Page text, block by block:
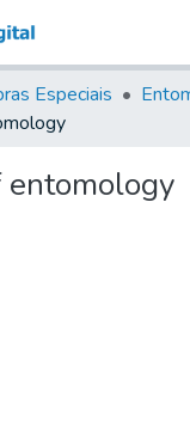
&
Coleções
Tudo na
Digital
Especiais